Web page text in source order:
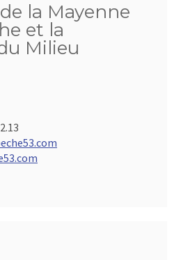
la Mayenne
et la
Milieu